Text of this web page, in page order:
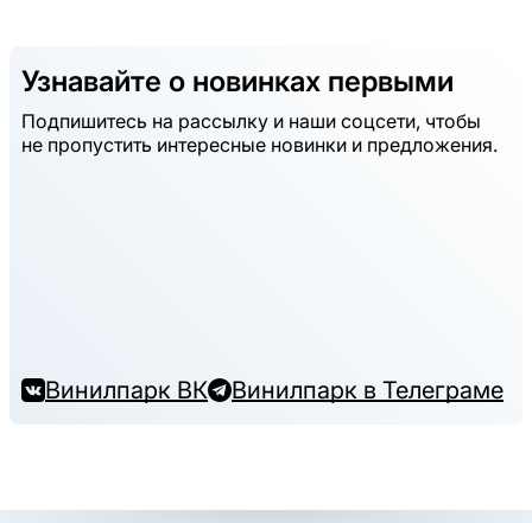
Узнавайте о новинках первыми
Подпишитесь на рассылку и наши соцсети, чтобы
не пропустить интересные новинки и предложения.
Винилпарк ВК Винилпарк в Телеграме